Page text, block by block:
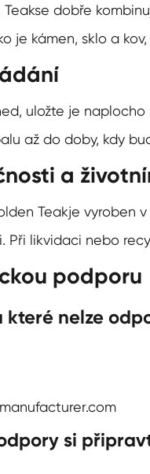
se dobře
je kámen, sklo a
uložte je
až do doby, kdy
a
Teakje vyroben
Při likvidaci nebo
podporu
které nelze
si